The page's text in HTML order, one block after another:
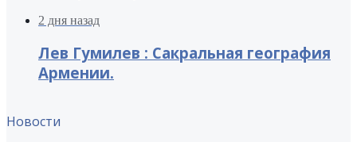
2 дня назад
Лев Гумилев : Сакральная география
Армении.
Новости